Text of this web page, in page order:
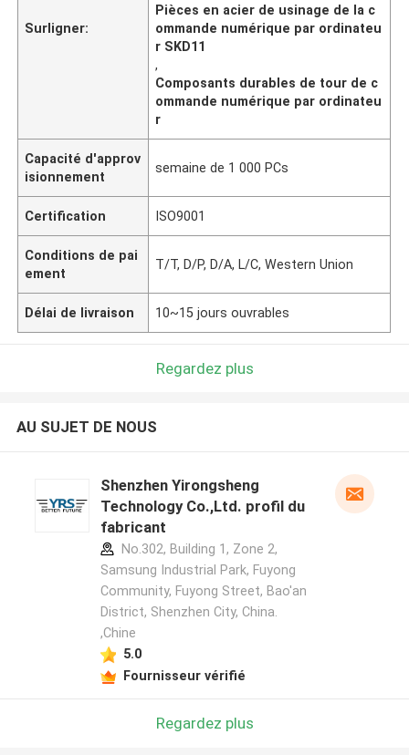
Surligner:
Pièces en acier de usinage de la c
ommande numérique par ordinateu
r SKD11
,
Composants durables de tour de c
ommande numérique par ordinateu
r
Capacité d'approv
isionnement
semaine de 1 000 PCs
Certification ISO9001
Conditions de pai
ement
T/T, D/P, D/A, L/C, Western Union
Délai de livraison 10~15 jours ouvrables
Regardez plus
AU SUJET DE NOUS
Shenzhen Yirongsheng
Technology Co.,Ltd. profil du
fabricant
No.302, Building 1, Zone 2,
Samsung Industrial Park, Fuyong
Community, Fuyong Street, Bao'an
District, Shenzhen City, China.
,Chine
5.0
Fournisseur vérifié
Regardez plus